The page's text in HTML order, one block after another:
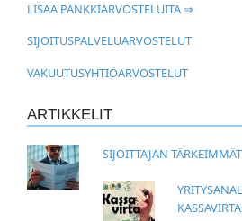
LISÄÄ PANKKIARVOSTELUITA ⇒
SIJOITUSPALVELUARVOSTELUT
VAKUUTUSYHTIÖARVOSTELUT
ARTIKKELIT
SIJOITTAJAN